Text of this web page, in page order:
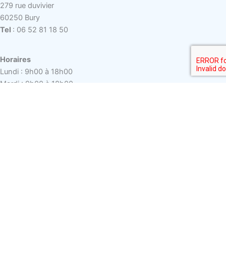
279 rue duvivier
60250 Bury
Tel : 06 52 81 18 50
Horaires
Lundi : 9h00 à 18h00
Mardi : 9h00 à 18h00